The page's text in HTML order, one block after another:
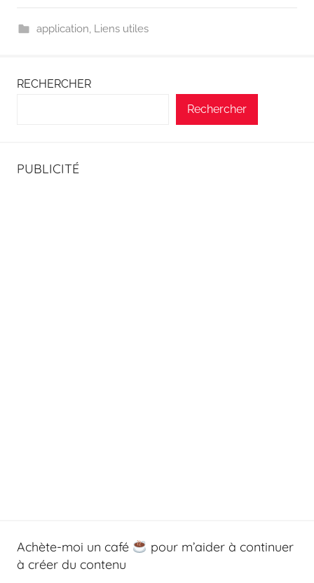
application, Liens utiles
RECHERCHER
Rechercher
PUBLICITÉ
Achète-moi un café
pour m’aider à continuer
à créer du contenu